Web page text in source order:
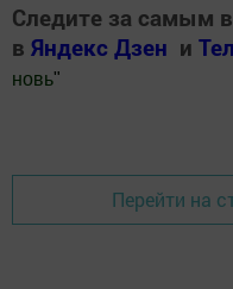
Следите за самым
в Яндекс Дзен и
новь"
Перейти на